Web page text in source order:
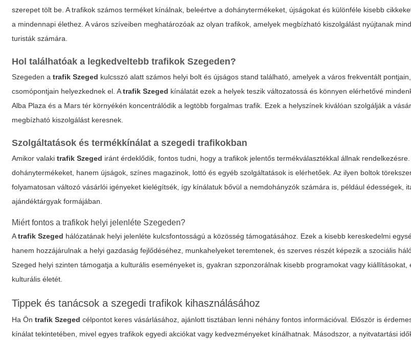
szerepet tölt be. A trafikok számos terméket kínálnak, beleértve a dohánytermékeket, újságokat és különféle kisebb
a mindennapi élethez. A város szíveiben meghatározóak az olyan trafikok, amelyek megbízható kiszolgálást nyújtanak
turisták számára.
Hol találhatóak a legkedveltebb trafikok Szegeden?
Szegeden atrafik Szeged kulcsszó alatt számos helyi bolt és újságos stand található, amelyek a város frekventált
csomópontjain helyezkednek el. A trafik Szeged kínálatát ezek a helyek teszik változatossá és könnyen elérhetővé
Alba Plaza és a Mars tér környékén koncentrálódik a legtöbb forgalmas trafik. Ezek a helyszínek kiválóan szolgálják a
megbízható kiszolgálást keresnek.
Szolgáltatások és termékkínálat a szegedi trafikokban
Amikor valakitrafik Szeged iránt érdeklődik, fontos tudni, hogy a trafikok jelentős termékválasztékkal állnak
dohánytermékeket, hanem újságok, színes magazinok, lottó és egyéb szolgáltatások is elérhetőek. Az ilyen boltok
folyamatosan változó vásárlói igényeket kielégítsék, így kínálatuk bővül a nemdohányzók számára is, például édességek,
ajándéktárgyak formájában.
Miért fontos a trafikok helyi jelenléte Szegeden?
Atrafik Szeged hálózatának helyi jelenléte kulcsfontosságú a közösség támogatásához. Ezek a kisebb kereskedelmi
hanem hozzájárulnak a helyi gazdaság fejlődéséhez, munkahelyeket teremtenek, és szerves részét képezik a szociális
Szeged helyi szinten támogatja a kulturális eseményeket is, gyakran szponzorálnak kisebb programokat vagy kiállításokat,
kulturális életét.
Tippek és tanácsok a szegedi trafikok kihasználásához
Ha Öntrafik Szeged célpontot keres vásárlásához, ajánlott tisztában lenni néhány fontos információval. Először is
kínálat tekintetében, mivel egyes trafikok egyedi akciókat vagy kedvezményeket kínálhatnak. Másodszor, a nyitvatartási